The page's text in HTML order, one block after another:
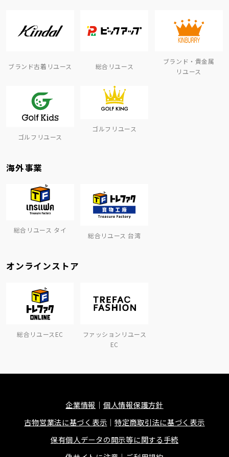
ブランド古着リユース 総合リユース
ブランド・貴金属
リユース
ゴルフリユース
ゴルフリユース
海外事業
総合リユース タイ
総合リユース 台湾
オンラインストア
総合リユースEC
ファッションリユース
EC
企業情報
個人情報保護方針
古物営業法に基づく表示
特定商取引法に基づく表示
保有個人データの開示等に関する手続